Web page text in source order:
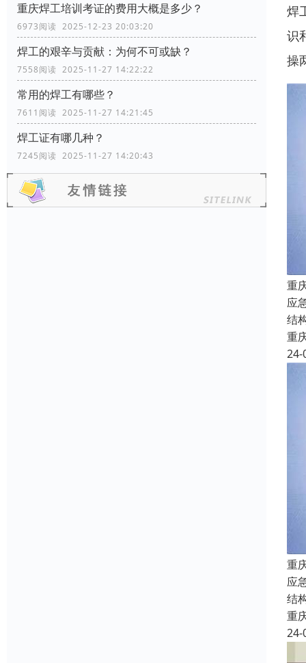
重庆焊工培训考证的费用大概是多少？
6973阅读 2025-12-23 20:03:20
焊工的艰辛与贡献：为何不可或缺？
7558阅读 2025-11-27 14:22:22
常用的焊工有哪些？
7611阅读 2025-11-27 14:21:45
焊工证有哪几种？
7245阅读 2025-11-27 14:20:43
焊
识
操
重
应
结
重
24-
重
应
结
重
24-